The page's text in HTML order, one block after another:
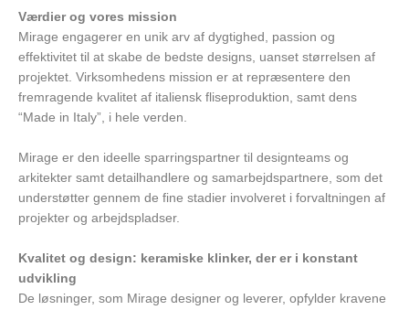
Værdier og vores mission
Mirage engagerer en unik arv af dygtighed, passion og
effektivitet til at skabe de bedste designs, uanset størrelsen af
projektet. Virksomhedens mission er at repræsentere den
fremragende kvalitet af italiensk fliseproduktion, samt dens
“Made in Italy”, i hele verden.
Mirage er den ideelle sparringspartner til designteams og
arkitekter samt detailhandlere og samarbejdspartnere, som det
understøtter gennem de fine stadier involveret i forvaltningen af
projekter og arbejdspladser.
Kvalitet og design: keramiske klinker, der er i konstant
udvikling
De løsninger, som Mirage designer og leverer, opfylder kravene